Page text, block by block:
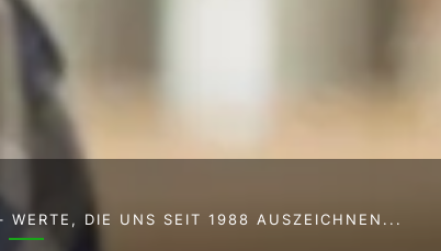
WERTE, DIE UNS SEIT 1988 AUSZEICHNEN...